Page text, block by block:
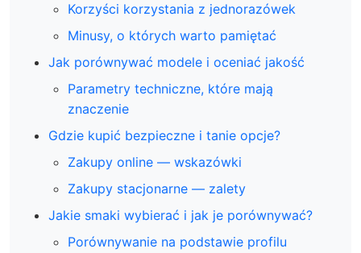
Korzyści korzystania z jednorazówek
Minusy, o których warto pamiętać
Jak porównywać modele i oceniać jakość
Parametry techniczne, które mają
znaczenie
Gdzie kupić bezpieczne i tanie opcje?
Zakupy online — wskazówki
Zakupy stacjonarne — zalety
Jakie smaki wybierać i jak je porównywać?
Porównywanie na podstawie profilu